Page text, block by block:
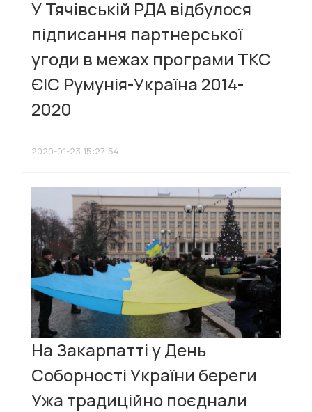
У Тячівській РДА відбулося
підписання партнерської
угоди в межах програми ТКС
ЄІС Румунія-Україна 2014-
2020
2020-01-23 15:27:54
На Закарпатті у День
Соборності України береги
Ужа традиційно поєднали